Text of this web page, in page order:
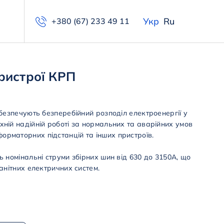
+380 (67) 233 49 11 Укр Ru
КРП
безперебійний розподіл електроенергії у
надійній роботі за нормальних та аварійних умов
підстанцій та інших пристроїв.
струми збірних шин від 630 до 3150А, що
електричних систем.